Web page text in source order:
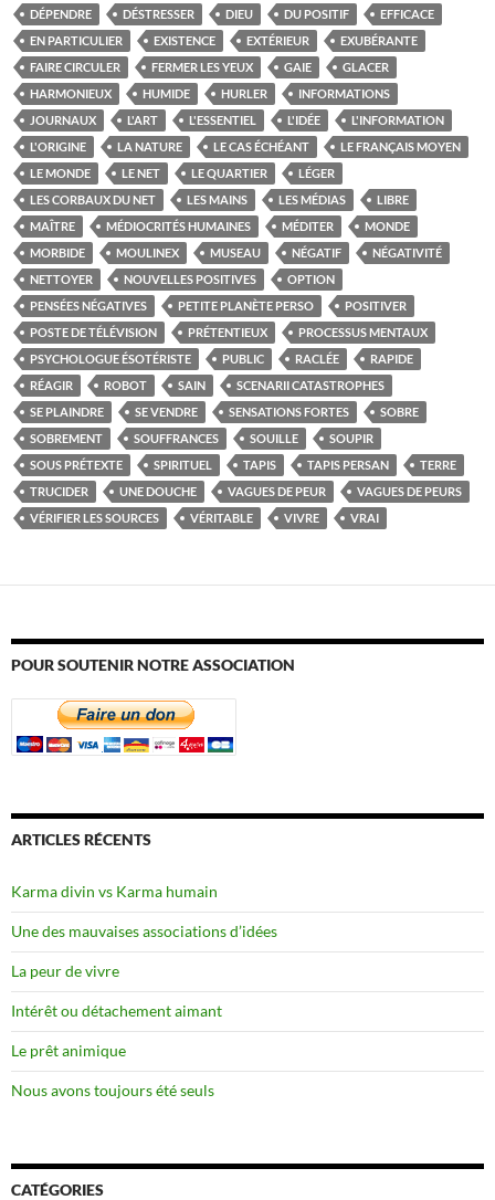
DÉPENDRE DÉSTRESSER DIEU DU POSITIF
EFFICACE
EN PARTICULIER
EXISTENCE EXTÉRIEUR
EXUBÉRANTE
FAIRE CIRCULER
FERMER LES YEUX GAIE
GLACER
HARMONIEUX
HUMIDE HURLER
INFORMATIONS
JOURNAUX
L'ART L'ESSENTIEL L'IDÉE
L'INFORMATION
L'ORIGINE
LA NATURE LE CAS ÉCHÉANT
LE FRANÇAIS MOYEN
LE MONDE
LE NET LE QUARTIER
LÉGER
LES CORBAUX DU NET
LES MAINS LES MÉDIAS
LIBRE
MAÎTRE
MÉDIOCRITÉS HUMAINES MÉDITER
MONDE
MORBIDE
MOULINEX MUSEAU NÉGATIF
NÉGATIVITÉ
NETTOYER
NOUVELLES POSITIVES
OPTION
PENSÉES NÉGATIVES
PETITE PLANÈTE PERSO
POSITIVER
POSTE DE TÉLÉVISION
PRÉTENTIEUX
PROCESSUS MENTAUX
PSYCHOLOGUE ÉSOTÉRISTE
PUBLIC RACLÉE
RAPIDE
RÉAGIR
ROBOT SAIN
SCENARII CATASTROPHES
SE PLAINDRE
SE VENDRE SENSATIONS FORTES
SOBRE
SOBREMENT
SOUFFRANCES SOUILLE
SOUPIR
SOUS PRÉTEXTE
SPIRITUEL TAPIS TAPIS PERSAN
TERRE
TRUCIDER
UNE DOUCHE VAGUES DE PEUR
VAGUES DE PEURS
VÉRIFIER LES SOURCES
VÉRITABLE VIVRE VRAI
POUR SOUTENIR NOTRE ASSOCIATION
ARTICLES RÉCENTS
Karma divin vs Karma humain
Une des mauvaises associations d’idées
La peur de vivre
Intérêt ou détachement aimant
Le prêt animique
Nous avons toujours été seuls
CATÉGORIES